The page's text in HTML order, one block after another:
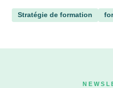
Stratégie de formation